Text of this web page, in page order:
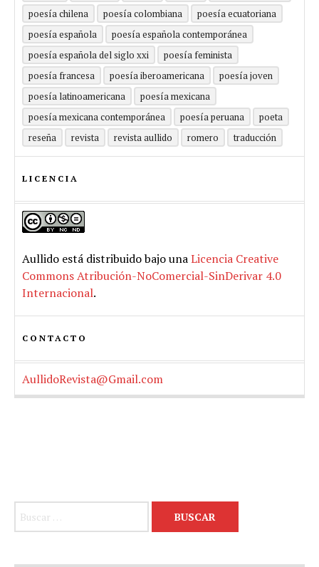
poesía chilena
poesía colombiana
poesía ecuatoriana
poesía española
poesía española contemporánea
poesía española del siglo xxi
poesía feminista
poesía francesa
poesía iberoamericana
poesía joven
poesía latinoamericana
poesía mexicana
poesía mexicana contemporánea
poesía peruana
poeta
reseña
revista revista aullido romero traducción
LICENCIA
Aullido está distribuido bajo unaLicencia Creative
Commons Atribución-NoComercial-SinDerivar 4.0
Internacional.
CONTACTO
AullidoRevista@Gmail.com